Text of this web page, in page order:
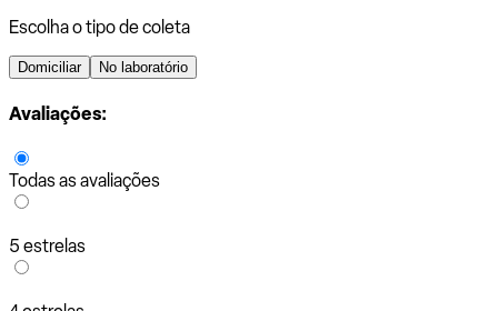
Escolha o tipo de coleta
Domiciliar No laboratório
Avaliações:
Todas as avaliações
5 estrelas